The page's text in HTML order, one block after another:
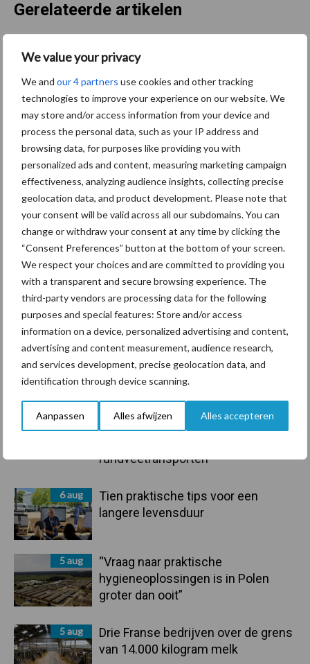
We value your privacy
We and our 4 partners use cookies and other tracking
technologies to improve your experience on our website. We
may store and/or access information from your device and
process the personal data, such as your IP address and
browsing data, for purposes like providing you with
personalized ads and content, measuring marketing campaign
effectiveness, analyzing audience insights, collecting precise
geolocation data, and product development. Please note that
your consent will be valid across all our subdomains. You can
change or withdraw your consent at any time by clicking the
“Consent Preferences” button at the bottom of your screen.
We respect your choices and are committed to providing you
with a transparent and secure browsing experience. The
third-party vendors are processing data for the following
purposes and special features: Store and/or access
information on a device, personalized advertising and content,
advertising and content measurement, audience research,
and services development, precise geolocation data, and
identification through device scanning.
Aanpassen Alles afwijzen Alles accepteren
Primaire
Sidebar
Recent nieuws Partner nieuws
sluitende en betrouwbare
rundveetransporten
6 aug
Tien praktische tips voor een
langere levensduur
5 aug
“Vraag naar praktische
hygieneoplossingen is in Polen
groter dan ooit”
5 aug
Drie Franse bedrijven over de grens
van 14.000 kilogram melk
Gerelateerde artikelen
BoviMove zorgt voor
eenvoudige, sluitende en
betrouwbare
traceerbaarheid van
rundveetransporten
Tien praktische tips voor
een langere levensduur
“Vraag naar praktische
hygieneoplossingen is in
Polen groter dan ooit”